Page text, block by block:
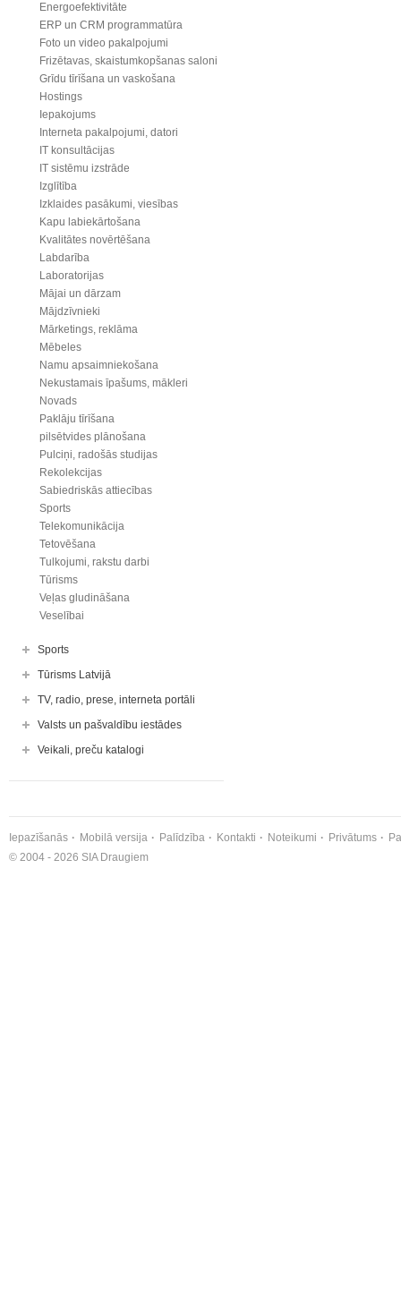
Energoefektivitāte
ERP un CRM programmatūra
Foto un video pakalpojumi
Frizētavas, skaistumkopšanas saloni
Grīdu tīrīšana un vaskošana
Hostings
Iepakojums
Interneta pakalpojumi, datori
IT konsultācijas
IT sistēmu izstrāde
Izglītība
Izklaides pasākumi, viesības
Kapu labiekārtošana
Kvalitātes novērtēšana
Labdarība
Laboratorijas
Mājai un dārzam
Mājdzīvnieki
Mārketings, reklāma
Mēbeles
Namu apsaimniekošana
Nekustamais īpašums, mākleri
Novads
Paklāju tīrīšana
pilsētvides plānošana
Pulciņi, radošās studijas
Rekolekcijas
Sabiedriskās attiecības
Sports
Telekomunikācija
Tetovēšana
Tulkojumi, rakstu darbi
Tūrisms
Veļas gludināšana
Veselībai
Sports
Tūrisms Latvijā
TV, radio, prese, interneta portāli
Valsts un pašvaldību iestādes
Veikali, preču katalogi
Iepazīšanās Mobilā versija Palīdzība Kontakti Noteikumi Privātums
© 2004 - 2026 SIA Draugiem